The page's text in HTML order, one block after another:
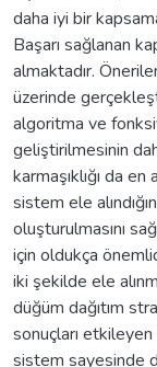
daha iyi bir
Başarı sağlanan
almaktadır.
üzerinde
algoritma ve
geliştirilmesinin
karmaşıklığı da
sistem ele
oluşturulmasını
için oldukça
iki şekilde ele
düğüm dağıtım
sonuçları
sistem sayesinde